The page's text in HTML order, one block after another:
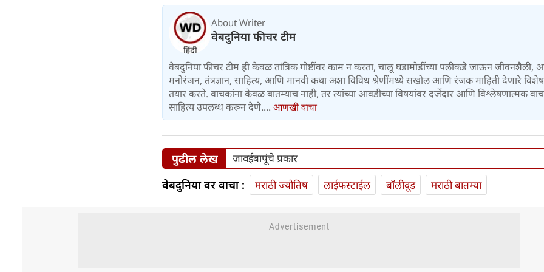
About Writer
वेबदुनिया फीचर टीम
वेबदुनिया फीचर टीम ही केवळ तांत्रिक गोष्टींवर काम न करता, चालू घडामोडींच्या पलीकडे जाऊन जीवनशैली,
मनोरंजन, तंत्रज्ञान, साहित्य, आणि मानवी कथा अशा विविध श्रेणींमध्ये सखोल आणि रंजक माहिती देणारे
तयार करते. वाचकांना केवळ बातम्याच नाही, तर त्यांच्या आवडीच्या विषयांवर दर्जेदार आणि विश्लेषणात्मक
साहित्य उपलब्ध करून देणे.... आणखी वाचा
पुढील लेख जावईबापूंचे प्रकार
वेबदुनिया वर वाचा : मराठी ज्योतिष लाईफस्टाईल बॉलीवूड मराठी बातम्या